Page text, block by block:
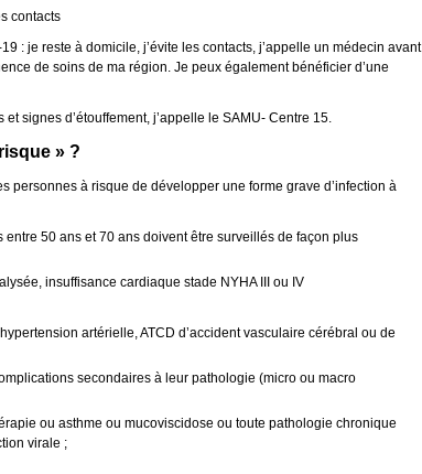
contacts
: je reste à domicile, j’évite les contacts, j’appelle un médecin avant
de soins de ma région. Je peux également bénéficier d’une
signes d’étouffement, j’appelle le SAMU- Centre 15.
» ?
à risque de développer une forme grave d’infection à
50 ans et 70 ans doivent être surveillés de façon plus
insuffisance cardiaque stade NYHA III ou IV
artérielle, ATCD d’accident vasculaire cérébral ou de
secondaires à leur pathologie (micro ou macro
ou asthme ou mucoviscidose ou toute pathologie chronique
virale ;